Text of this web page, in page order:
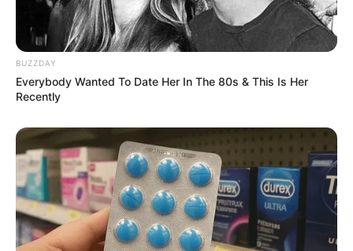
Ambyar! 10 Kalimat Baper
Pakai Bahasa Jawa Ini Bikin
Galau Abis
Fail! 10 Potret Makanan Gagal
Dimasak yang Bikin Kamu
Nggak Selera
BUZZDAY
Everybody Wanted To Date Her In The 80s & This Is Her
Recently